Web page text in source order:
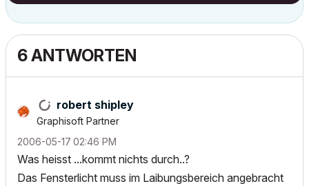
6 ANTWORTEN
robert shipley
Graphisoft Partner
‎2006-05-17 02:46 PM
Was heisst ...kommt nichts durch..?
Das Fensterlicht muss im Laibungsbereich angebracht